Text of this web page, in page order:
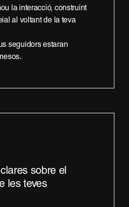
la interacció, construint
al voltant de la teva
seguidors estaran
clares sobre el
les teves